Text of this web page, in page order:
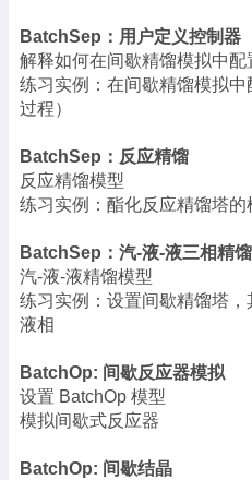
BatchSep：用户定义控制器
解释如何在间歇精馏模拟中配
练习实例：在间歇精馏模拟
过程）
BatchSep：反应精馏
反应精馏模型
练习实例：酯化反应精馏塔的
BatchSep：汽-液-液三相精馏
汽-液-液精馏模型
练习实例：设置间歇精馏塔
液相
BatchOp: 间歇反应器模拟
设置 BatchOp 模型
模拟间歇式反应器
BatchOp: 间歇结晶